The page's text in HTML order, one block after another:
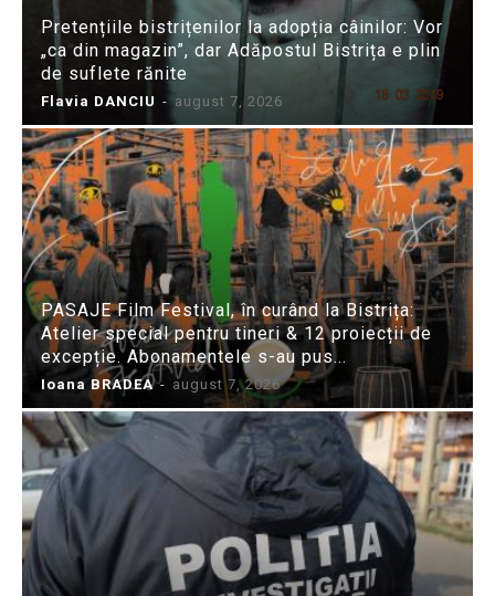
Pretențiile bistrițenilor la adopția câinilor: Vor
„ca din magazin”, dar Adăpostul Bistrița e plin
de suflete rănite
Flavia DANCIU - august 7, 2026
PASAJE Film Festival, în curând la Bistrița:
Atelier special pentru tineri & 12 proiecții de
excepție. Abonamentele s-au pus...
Ioana BRADEA - august 7, 2026